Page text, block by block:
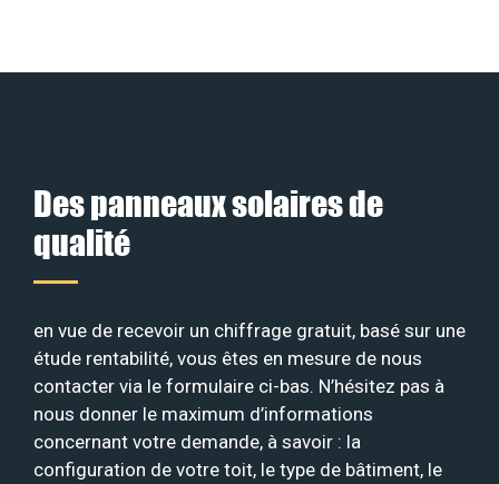
Des panneaux solaires de
qualité
en vue de recevoir un chiffrage gratuit, basé sur une
étude rentabilité, vous êtes en mesure de nous
contacter via le formulaire ci-bas. N’hésitez pas à
nous donner le maximum d’informations
concernant votre demande, à savoir : la
configuration de votre toit, le type de bâtiment, le